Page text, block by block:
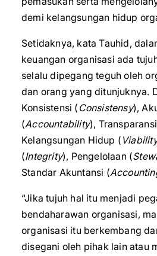
demi kelangsungan hidup
Setidaknya, kata Tauhid,
keuangan organisasi ada
selalu dipegang teguh oleh
dan orang yang ditunjuknya.
Konsistensi ( Consistensy),
(Accountability),
Kelangsungan Hidup (
(Integrity), Pengelolaan (
Standar Akuntansi (
“Jika tujuh hal itu menjadi
bendaharawan organisasi,
organisasi itu berkembang
disegani oleh pihak lain atau